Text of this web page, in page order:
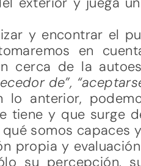
y encontrar el
en
cerca de la
de”,
lo anterior,
tiene y que surge
somos capaces
propia y
su percepción,